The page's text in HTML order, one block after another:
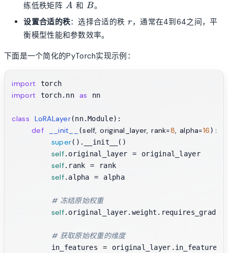
练低秩矩阵 A
A 和 B
B。
设置合适的秩：选择合适的秩r
r，通常在4到64之间，平
衡模型性能和参数效率。
下面是一个简化的PyTorch实现示例：
import
import torch.nn as nn
class LoRALayer(nn.Module):
def __init__ (self, original_layer, rank=8, alpha=16):
super().__init__()
self.original_layer = original_layer
self.rank = rank
self.alpha = alpha
# 冻结原始权重
self.original_layer.weight.requires_grad
# 获取原始权重的维度
        in_features = original_layer.in_features